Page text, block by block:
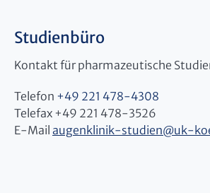
Studienbüro
Kontakt für pharmazeutische
Telefon +49 221 478-4308
Telefax +49 221 478-3526
E-Mail augenklinik-studien@uk-